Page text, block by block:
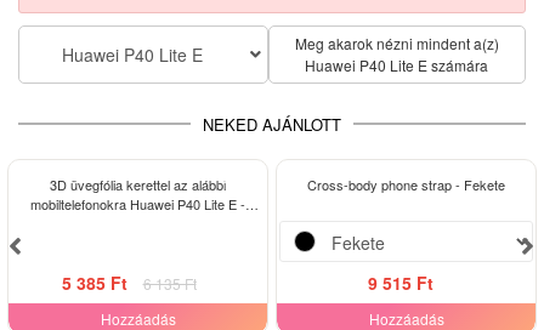
Huawei P40 Lite E
Meg akarok nézni mindent a(z)
Huawei P40 Lite E számára
NEKED AJÁNLOTT
-12%
3D üvegfólia kerettel az alábbi
mobiltelefonokra Huawei P40 Lite E -
5 385 Ft
6 135 Ft
Hozzáadás
Cross-body phone strap - Fekete
9 515 Ft
Hozzáadás